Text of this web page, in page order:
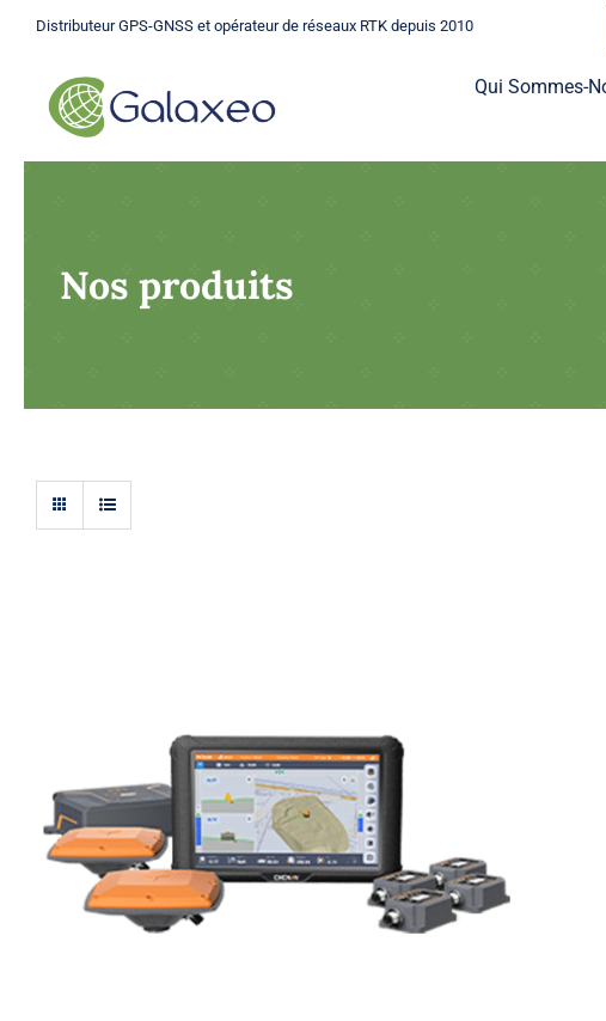
Passer
contenu
Distributeur GPS-GNSS et opérateur de réseaux RTK depuis 2010
Qui Sommes-
Machine contrôle
Nos produits